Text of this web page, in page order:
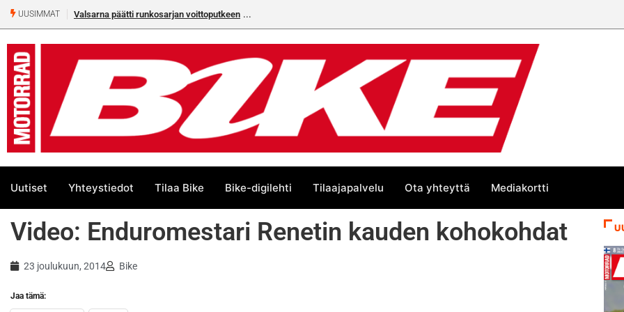
UUSIMMAT Valsarna päätti runkosarjan voittoputkeen
Uutiset Yhteystiedot Tilaa Bike Bike-digilehti Tilaajapalvelu Ota yhteyttä Mediakortti
Video: Enduromestari Renetin kauden kohokohdat
23 joulukuun, 2014 Bike
Jaa tämä: